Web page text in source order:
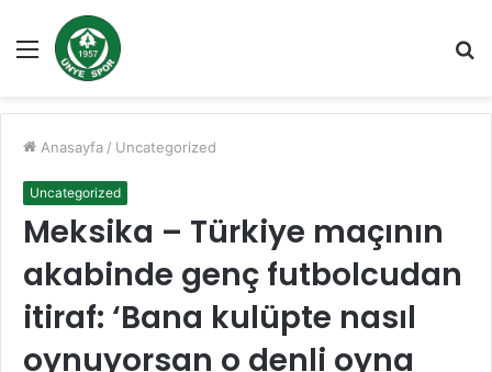
Menü
...
Anasayfa / Uncategorized
Uncategorized
Meksika – Türkiye maçının
akabinde genç futbolcudan
itiraf: ‘Bana kulüpte nasıl
oynuyorsan o denli oyna